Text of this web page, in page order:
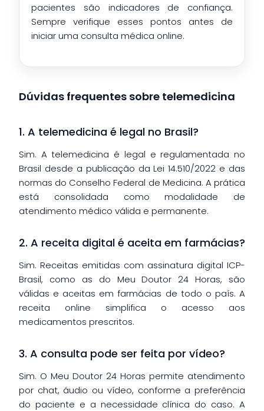
pacientes são indicadores de confiança.
Sempre verifique esses pontos antes de
iniciar uma consulta médica online.
Dúvidas frequentes sobre telemedicina
1. A telemedicina é legal no Brasil?
Sim. A telemedicina é legal e regulamentada no
Brasil desde a publicação da Lei 14.510/2022 e das
normas do Conselho Federal de Medicina. A prática
está consolidada como modalidade de
atendimento médico válida e permanente.
2. A receita digital é aceita em farmácias?
Sim. Receitas emitidas com assinatura digital ICP-
Brasil, como as do Meu Doutor 24 Horas, são
válidas e aceitas em farmácias de todo o país. A
receita online simplifica o acesso aos
medicamentos prescritos.
3. A consulta pode ser feita por vídeo?
Sim. O Meu Doutor 24 Horas permite atendimento
por chat, áudio ou vídeo, conforme a preferência
do paciente e a necessidade clínica do caso. A